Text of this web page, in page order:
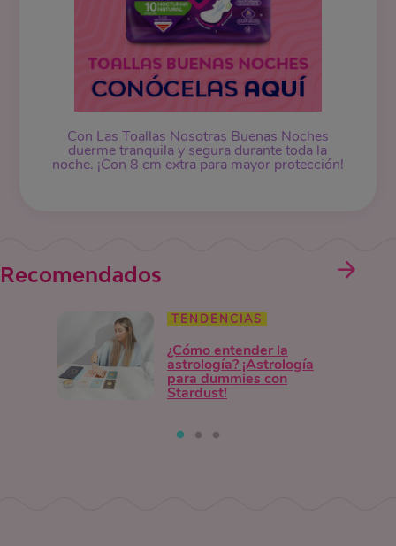
Con Las Toallas Nosotras Buenas Noches
duerme tranquila y segura durante toda la
noche. ¡Con 8 cm extra para mayor protección!
Recomendados
TENDENCIAS
¿Cómo entender la
astrología? ¡Astrología
para dummies con
Stardust!